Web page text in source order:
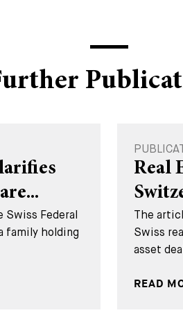
Federal
family holding
Real
The
Swiss
asset
READ